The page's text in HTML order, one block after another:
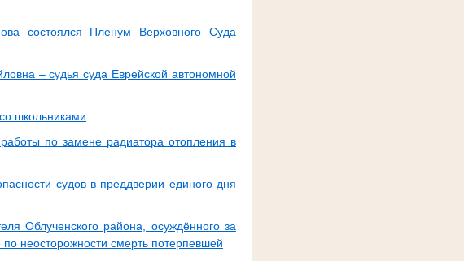
состоялся Пленум Верховного Суда
– судья суда Еврейской автономной
школьниками
по замене радиатора отопления в
судов в преддверии единого дня
Облученского района, осуждённого за
неосторожности смерть потерпевшей